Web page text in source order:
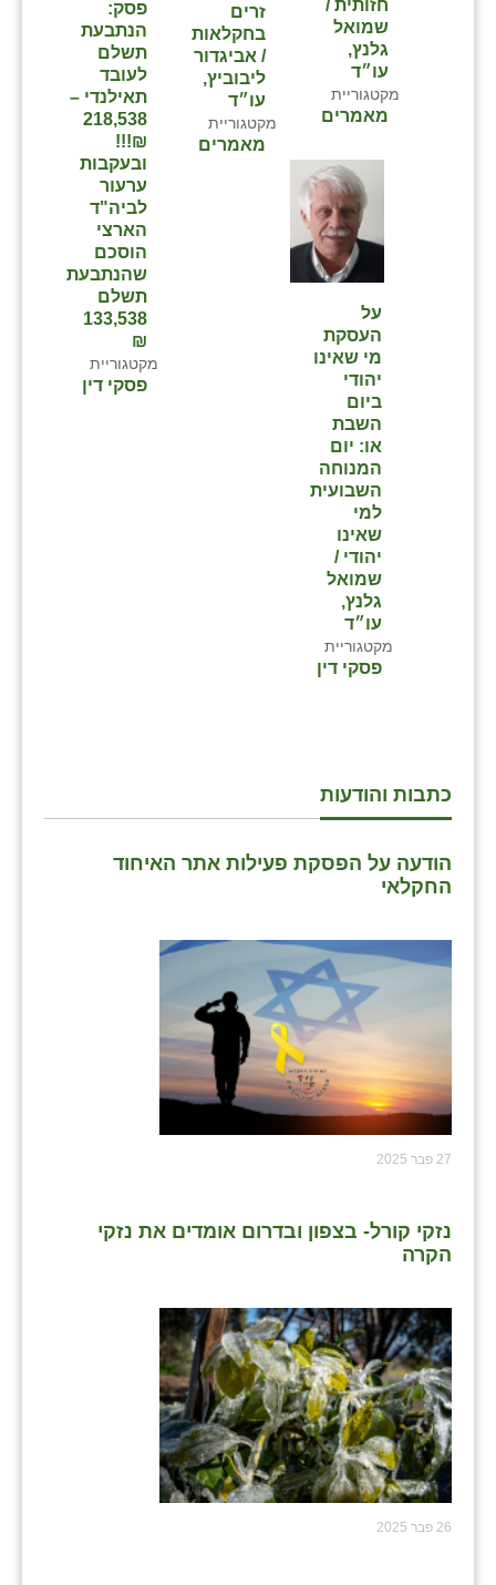
פסק:
הנתבעת
תשלם
לעובד
תאילנדי –
218,538
₪!!!
ובעקבות
ערעור
לביה"ד
הארצי
הוסכם
שהנתבעת
תשלם
133,538
₪
מקטגוריית
פסקי דין
זרים
בחקלאות
/ אביגדור
ליבוביץ,
עו״ד
מקטגוריית
מאמרים
חזותית /
שמואל
גלנץ,
עו״ד
מקטגוריית
מאמרים
על
העסקת
מי שאינו
יהודי
ביום
השבת
או: יום
המנוחה
השבועית
למי
שאינו
יהודי /
שמואל
גלנץ,
עו״ד
מקטגוריית
פסקי דין
כתבות והודעות
הודעה על הפסקת פעילות אתר האיחוד
החקלאי
27 פבר 2025
נזקי קורל- בצפון ובדרום אומדים את נזקי
הקרה
26 פבר 2025